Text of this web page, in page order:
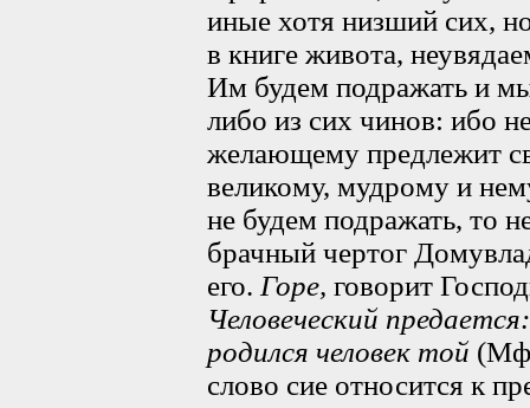
иные хотя низший сих,
в книге живота,
Им будем подражать и
либо из сих чинов: ибо
желающему предлежит
великому, мудрому и
не будем подражать, то
брачный чертог
его. Горе, говорит
Человеческий
родился человек той
слово сие относится к